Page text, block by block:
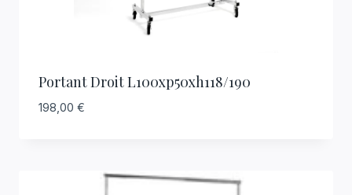
Portant Droit L100xp50xh118/190
198,00 €